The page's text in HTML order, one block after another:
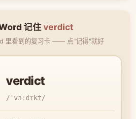
记住verdict
里看到的复习卡 —— 点"记得"就好
verdict
/ˈvɜːdɪkt/